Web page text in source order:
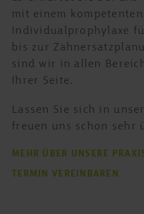
mit einem
Individualprophylaxe
bis zur
sind wir in allen
Ihrer Seite.
Lassen Sie sich in
freuen uns schon sehr
MEHR ÜBER UNSERE
TERMIN VEREINBAREN